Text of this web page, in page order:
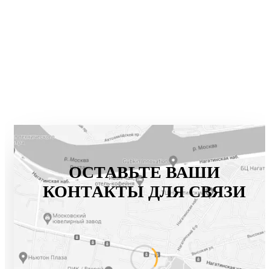
ОСТАВЬТЕ ВАШИ
КОНТАКТЫ ДЛЯ СВЯЗИ